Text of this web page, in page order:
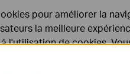
pour améliorer la
la meilleure
l'utilisation de cookies.